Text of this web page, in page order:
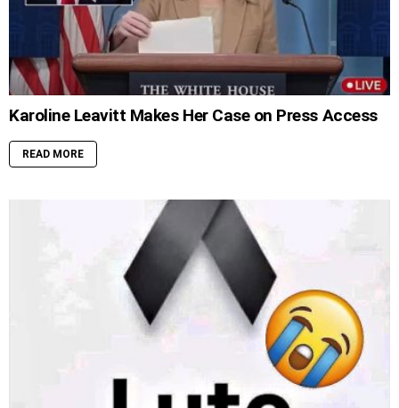
Karoline Leavitt Makes Her Case on Press Access
READ MORE